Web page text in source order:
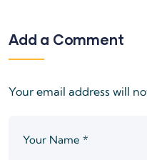
Add a Comment
Your email address will